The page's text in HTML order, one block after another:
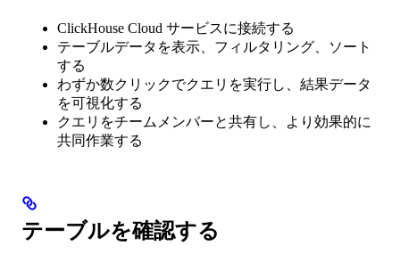
ClickHouse Cloud サービスに接続する
テーブルデータを表示、フィルタリング、ソート
する
わずか数クリックでクエリを実行し、結果データ
を可視化する
クエリをチームメンバーと共有し、より効果的に
共同作業する
テーブルを確認する